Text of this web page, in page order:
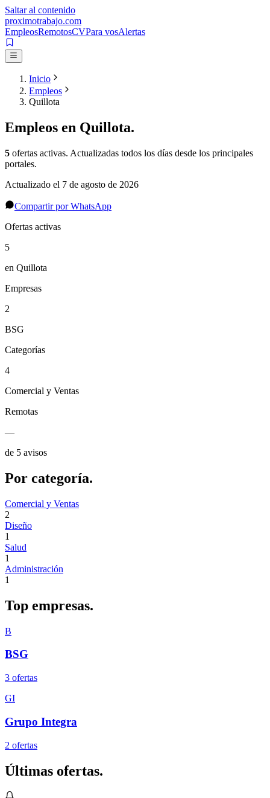
Saltar al contenido
proximotrabajo.com
EmpleosRemotosCVPara vosAlertas
Inicio
Empleos
Quillota
Empleos en Quillota.
5 ofertas activas. Actualizadas todos los días desde los principales
portales.
Actualizado el 7 de agosto de 2026
Compartir por WhatsApp
Ofertas activas
5
en Quillota
Empresas
2
BSG
Categorías
4
Comercial y Ventas
Remotas
—
de 5 avisos
Por categoría.
Comercial y Ventas
2
Diseño
1
Salud
1
Administración
1
Top empresas.
B
BSG
3 ofertas
GI
Grupo Integra
2 ofertas
Últimas ofertas.